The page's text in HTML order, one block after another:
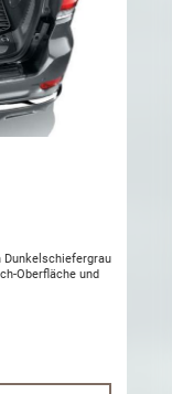
das separat
und kennen
Hauptrahmen
Oberfläche und